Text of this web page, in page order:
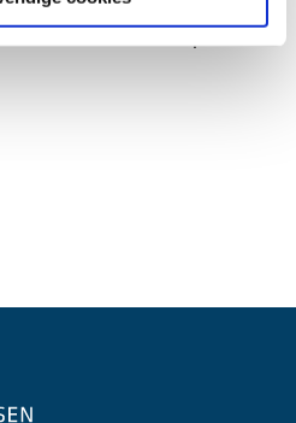
ved henvendelse